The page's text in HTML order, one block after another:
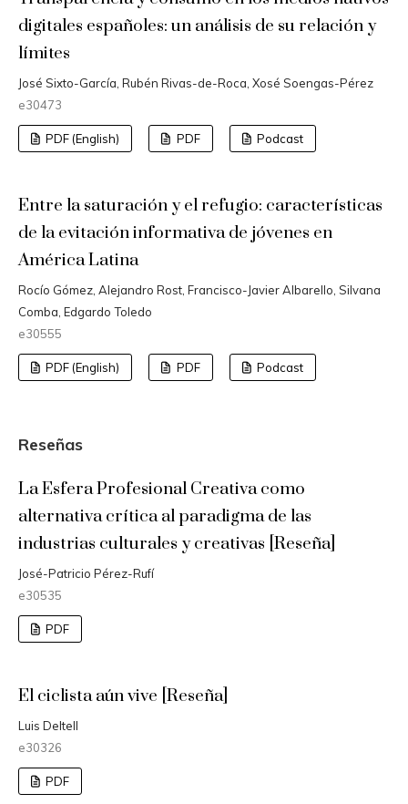
digitales españoles: un análisis de su relación y
límites
José Sixto-García, Rubén Rivas-de-Roca, Xosé Soengas-Pérez
e30473
PDF (English) PDF Podcast
Entre la saturación y el refugio: características
de la evitación informativa de jóvenes en
América Latina
Rocío Gómez, Alejandro Rost, Francisco-Javier Albarello, Silvana
Comba, Edgardo Toledo
e30555
PDF (English) PDF Podcast
Reseñas
La Esfera Profesional Creativa como
alternativa crítica al paradigma de las
industrias culturales y creativas [Reseña]
José-Patricio Pérez-Rufí
e30535
PDF
El ciclista aún vive [Reseña]
Luis Deltell
e30326
PDF